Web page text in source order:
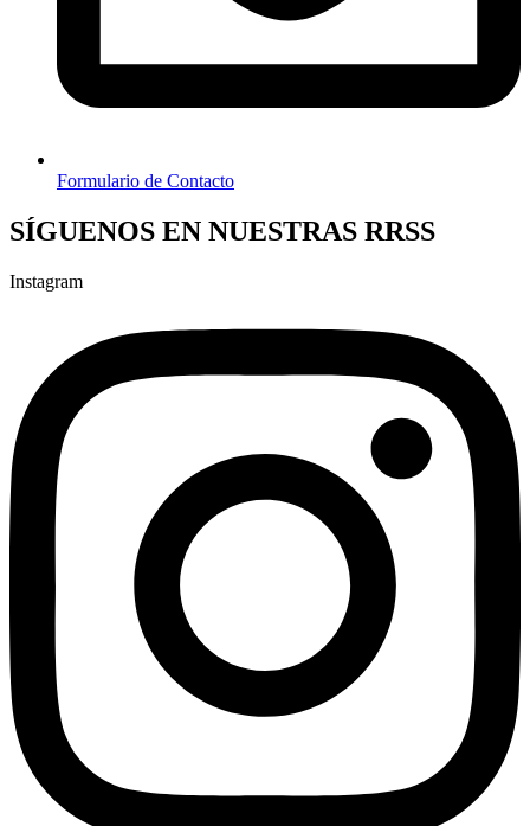
Formulario de Contacto
SÍGUENOS EN NUESTRAS RRSS
Instagram